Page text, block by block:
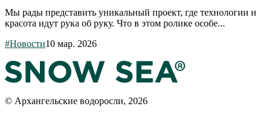
Мы рады представить уникальный проект, где технологии и
красота идут рука об руку. Что в этом ролике особе...
#Новости10 мар. 2026
© Архангельские водоросли, 2026